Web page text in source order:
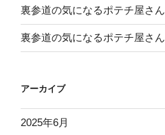
裏参道の気になるポテチ屋さん
裏参道の気になるポテチ屋さん
アーカイブ
2025年6月